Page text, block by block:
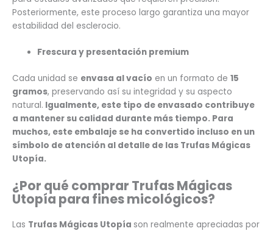
Posteriormente, este proceso largo garantiza una mayor
estabilidad del esclerocio.
Frescura y presentación premium
Cada unidad se envasa al vacío en un formato de 15
gramos, preservando así su integridad y su aspecto
natural. Igualmente, este tipo de envasado contribuye
a mantener su calidad durante más tiempo. Para
muchos, este embalaje se ha convertido incluso en un
símbolo de atención al detalle de las Trufas Mágicas
Utopía.
¿Por qué comprar Trufas Mágicas
Utopía para fines micológicos?
Las Trufas Mágicas Utopía son realmente apreciadas por